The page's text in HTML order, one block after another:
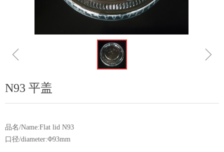
ꁆ ꁇ
N93 平盖
品名/Name:Flat lid N93
口径/diameter:Φ93mm